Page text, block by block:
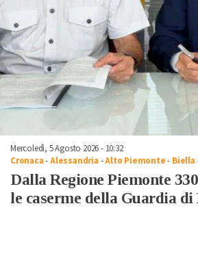
Mercoledì, 5 Agosto 2026 - 10:32
Cronaca-Alessandria -Alto Piemonte- Biella
Dalla Regione Piemonte
le caserme della Guardia di